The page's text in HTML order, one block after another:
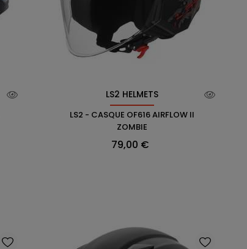
LS2 HELMETS
LS2 - CASQUE OF616 AIRFLOW II
ZOMBIE
Prix
79,00 €